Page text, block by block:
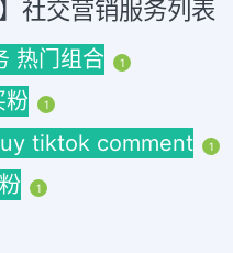
社交营销服务列表
热门组合 1
粉 1
tiktok comment 1
1